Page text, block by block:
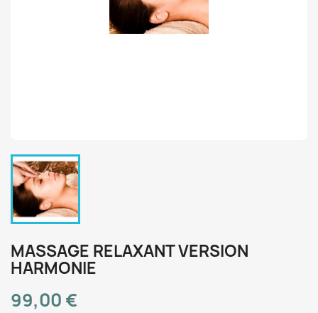
MASSAGE RELAXANT VERSION
HARMONIE
99,00 €